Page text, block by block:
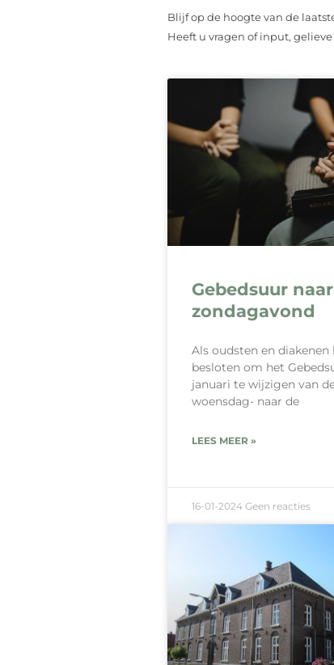
Blijf op de hoogte van de
Heeft u vragen of input,
Gebedsuur
zondagavond
Als oudsten en diakenen
besloten om het
januari te wijzigen van
woensdag- naar de
LEES MEER »
16-01-2024 Geen reacties